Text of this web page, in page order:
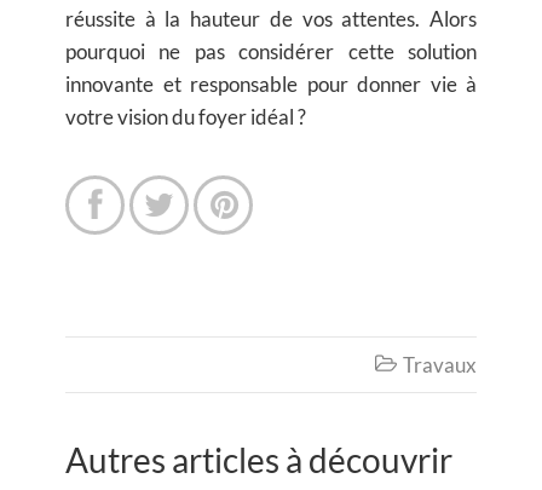
réussite à la hauteur de vos attentes. Alors
pourquoi ne pas considérer cette solution
innovante et responsable pour donner vie à
votre vision du foyer idéal ?
  
 Travaux
Autres articles à découvrir